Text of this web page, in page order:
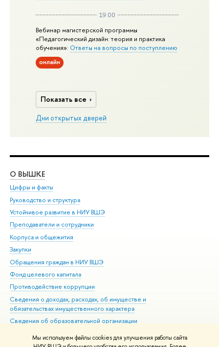
Мы используем файлы cookies для улучшения работы сайта
19:00
Вебинар магистерской программы
«Педагогический дизайн: теория и практика
обучения»: Ответы на вопросы по поступлению
онлайн
Показать все
Дни открытых дверей
О ВЫШКЕ
Цифры и факты
Руководство и структура
Устойчивое развитие в НИУ ВШЭ
Преподаватели и сотрудники
Корпуса и общежития
Закупки
Обращения граждан в НИУ ВШЭ
Фонд целевого капитала
Противодействие коррупции
Сведения о доходах, расходах, об имуществе и
обязательствах имущественного характера
Сведения об образовательной организации
Людям с ограниченными возможностями здоровья